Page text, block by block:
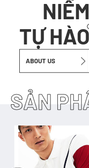
NIỀM
TỰ
ABOUT US
SẢN